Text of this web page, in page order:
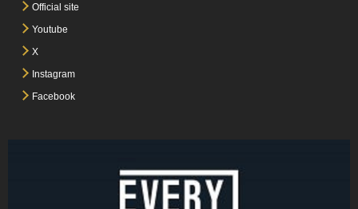
Official site
Youtube
X
Instagram
Facebook